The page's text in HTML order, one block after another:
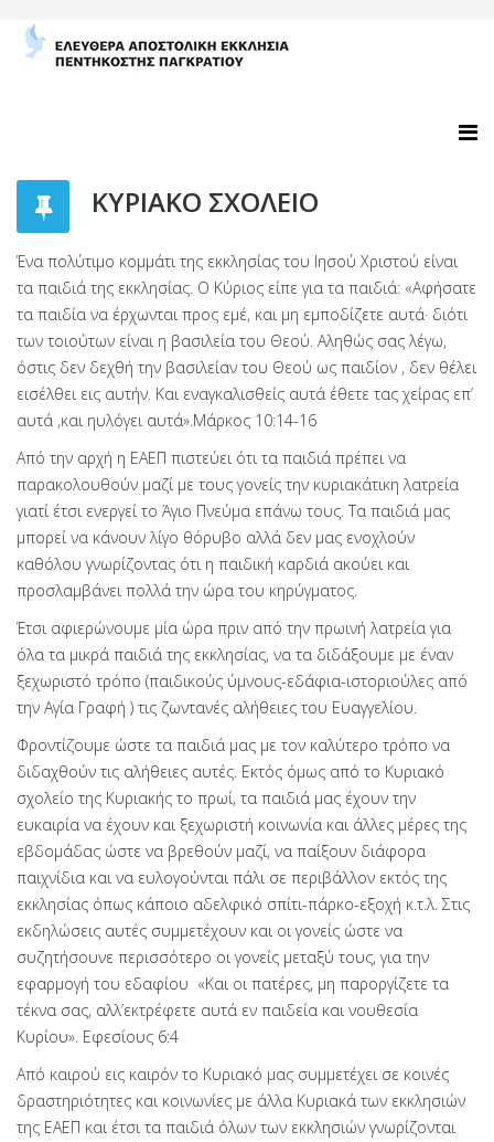
ΚΥΡΙΑΚΟ ΣΧΟΛΕΙΟ
Ένα πολύτιμο κομμάτι της εκκλησίας του Ιησού Χριστού είναι
τα παιδιά της εκκλησίας. Ο Κύριος είπε για τα παιδιά: «Αφήσατε
τα παιδία να έρχωνται προς εμέ, και μη εμποδίζετε αυτά· διότι
των τοιούτων είναι η βασιλεία του Θεού. Αληθώς σας λέγω,
όστις δεν δεχθή την βασιλείαν του Θεού ως παιδίον , δεν θέλει
εισέλθει εις αυτήν. Και εναγκαλισθείς αυτά έθετε τας χείρας επ’
αυτά ,και ηυλόγει αυτά».Μάρκος 10:14-16
Από την αρχή η ΕΑΕΠ πιστεύει ότι τα παιδιά πρέπει να
παρακολουθούν μαζί με τους γονείς την κυριακάτικη λατρεία
γιατί έτσι ενεργεί το Άγιο Πνεύμα επάνω τους. Τα παιδιά μας
μπορεί να κάνουν λίγο θόρυβο αλλά δεν μας ενοχλούν
καθόλου γνωρίζοντας ότι η παιδική καρδιά ακούει και
προσλαμβάνει πολλά την ώρα του κηρύγματος.
Έτσι αφιερώνουμε μία ώρα πριν από την πρωινή λατρεία για
όλα τα μικρά παιδιά της εκκλησίας, να τα διδάξουμε με έναν
ξεχωριστό τρόπο (παιδικούς ύμνους-εδάφια-ιστοριούλες από
την Αγία Γραφή ) τις ζωντανές αλήθειες του Ευαγγελίου.
Φροντίζουμε ώστε τα παιδιά μας με τον καλύτερο τρόπο να
διδαχθούν τις αλήθειες αυτές. Εκτός όμως από το Κυριακό
σχολείο της Κυριακής το πρωί, τα παιδιά μας έχουν την
ευκαιρία να έχουν και ξεχωριστή κοινωνία και άλλες μέρες της
εβδομάδας ώστε να βρεθούν μαζί, να παίξουν διάφορα
παιχνίδια και να ευλογούνται πάλι σε περιβάλλον εκτός της
εκκλησίας όπως κάποιο αδελφικό σπίτι-πάρκο-εξοχή κ.τ.λ. Στις
εκδηλώσεις αυτές συμμετέχουν και οι γονείς ώστε να
συζητήσουνε περισσότερο οι γονείς μεταξύ τους, για την
εφαρμογή του εδαφίου «Και οι πατέρες, μη παροργίζετε τα
τέκνα σας, αλλ’εκτρέφετε αυτά εν παιδεία και νουθεσία
Κυρίου». Εφεσίους 6:4
Από καιρού εις καιρόν το Κυριακό μας συμμετέχει σε κοινές
δραστηριότητες και κοινωνίες με άλλα Κυριακά των εκκλησιών
της ΕΑΕΠ και έτσι τα παιδιά όλων των εκκλησιών γνωρίζονται